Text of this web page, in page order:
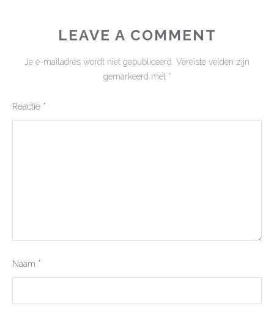
LEAVE A COMMENT
Je e-mailadres wordt niet gepubliceerd. Vereiste velden zijn
gemarkeerd met *
Reactie *
Naam *